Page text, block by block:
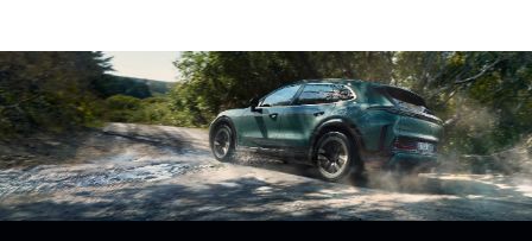
1Disponible opcionalmente con hasta 22 kW.